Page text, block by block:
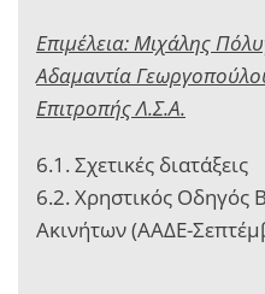
Επιμέλεια: Μιχάλης
Αδαμαντία
Επιτροπής Λ.Σ.Α.
6.1. Σχετικές διατάξεις
6.2. Χρηστικός Οδηγός
Ακινήτων (ΑΑΔΕ-